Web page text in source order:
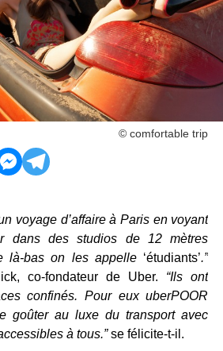
© comfortable trip
voyage d’affaire à Paris en voyant
dans des studios de 12 mètres
là-bas on les appelle ‘étudiants’.”
co-fondateur de Uber. “Ils ont
confinés. Pour eux uberPOOR
goûter au luxe du transport avec
à tous.”se félicite-t-il.